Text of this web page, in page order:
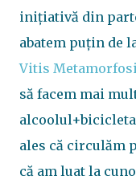
inițiativă din
abatem puțin de
Vitis
să facem mai
ales că circulăm
că am luat la